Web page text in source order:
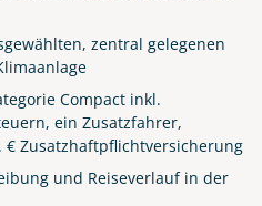
zentral gelegenen
Compact inkl.
ein Zusatzfahrer,
€ Zusatzhaftpflichtversicherung
und Reiseverlauf in der